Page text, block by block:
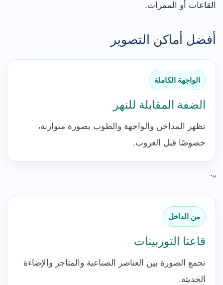
القاعات أو الممرات.
أفضل أماكن التصوير
الواجهة الكاملة
الضفة المقابلة للنهر
تظهر المداخن والواجهة والطوب بصورة متوازنة،
خصوصًا قبل الغروب.
“`
من الداخل
قاعتا التوربينات
تجمع الصورة بين العناصر الصناعية والمتاجر والإضاءة
الحديثة.